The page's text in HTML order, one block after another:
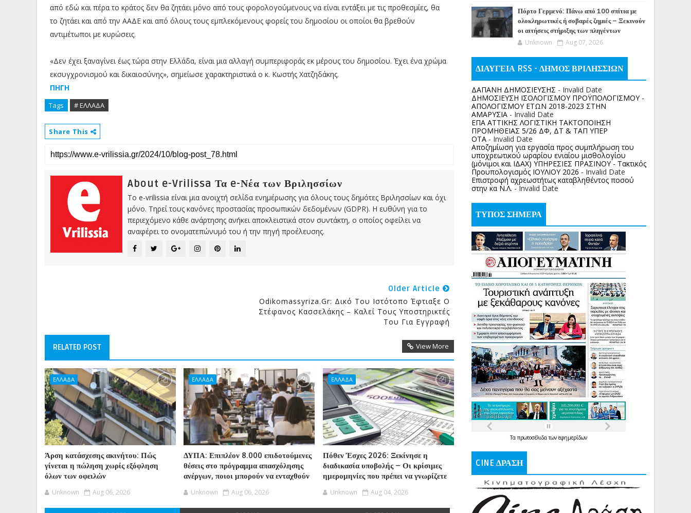
από εδώ και πέρα το κράτος δεν θα ζητάει μόνο από τους φορολογούμενους να είναι εντάξει με τις προθεσμίες, θα
το ζητάει και από την ΑΑΔΕ και από όλους τους εμπλεκόμενους φορείς του δημοσίου οι οποίοι θα βρεθούν
αντιμέτωποι με κυρώσεις.
«Δεν έχει ξαναγίνει έως τώρα στην Ελλάδα, είναι μια αλλαγή συμπεριφοράς εκ μέρους του δημοσίου. Έχει ένα χρώμα
εκσυγχρονισμού και δικαιοσύνης», σημείωσε χαρακτηριστικά ο κ. Κωστής Χατζηδάκης.
ΠΗΓΗ
Tags # ΕΛΛΑΔΑ
Share This
About e-Vrilissa Τα e-Νέα των Βριλησσίων
Το e-vrilissia είναι μια ανοιχτή σελίδα ενημέρωσης για όλους τους δημότες Βριλησσίων και όχι
μόνο. Τηρεί τους κανόνες προστασίας προσωπικών δεδομένων (GDPR). Η ευθύνη για το
περιεχόμενο κάθε ανάρτησης ανήκει αποκλειστικά στον συντάκτη, ο οποίος οφείλει να
αναφέρει το ονοματεπώνυμό του ή την πηγή προέλευσης.
Older Article
Odikomassyriza.gr: Δικό Του Ιστότοπο Έφτιαξε Ο
Στέφανος Κασσελάκης – Καλεί Τους Υποστηρικτές
Του Για Εγγραφή
RELATED POST View More
ΕΛΛΑΔΑ
Άρση κατάσχεσης ακινήτου: Πώς
γίνεται η πώληση χωρίς εξόφληση
όλων των οφειλών
Unknown Aug 06, 2026
ΕΛΛΑΔΑ
ΔΥΠΑ: Επιπλέον 8.000 επιδοτούμενες
θέσεις στο πρόγραμμα απασχόλησης
ανέργων, ποιοι μπορούν να ενταχθούν
Unknown Aug 06, 2026
ΕΛΛΑΔΑ
Πόθεν Έσχες 2026: Ξεκίνησε η
διαδικασία υποβολής – Οι κρίσιμες
ημερομηνίες που πρέπει να γνωρίζετε
Unknown Aug 04, 2026
Πόρτο Γερμενό: Πάνω από 100 σπίτια με
ολοκληρωτικές ή σοβαρές ζημιές – Ξεκινούν
οι αιτήσεις στήριξης των πληγέντων
Unknown Aug 07, 2026
ΔΙΑΥΓΕΙΑ RSS - ΔΗΜΟΣ ΒΡΙΛΗΣΣΙΩΝ
ΔΑΠΑΝΗ ΔΗΜΟΣΙΕΥΣΗΣ - Invalid Date
ΔΗΜΟΣΙΕΥΣΗ ΙΣΟΛΟΓΙΣΜΟΥ ΠΡΟΫΠΟΛΟΓΙΣΜΟΥ -
ΑΠΟΛΟΓΙΣΜΟΥ ΕΤΩΝ 2018-2023 ΣΤΗΝ
ΑΜΑΡΥΣΙΑ - Invalid Date
ΕΠΑ ΑΤΤΙΚΗΣ ΛΟΓΙΣΤΙΚΗ ΤΑΚΤΟΠΟΙΗΣΗ
ΠΡΟΜΗΘΕΙΑΣ 5/26 ΔΦ, ΔΤ & ΤΑΠ ΥΠΕΡ
ΟΤΑ - Invalid Date
Αποζημίωση για εργασία προς συμπλήρωση του
υποχρεωτικού ωραρίου ενιαίου μισθολογίου
(μόνιμοι και ΙΔΑΧ) ΥΠΗΡΕΣΙΕΣ ΠΡΑΣΙΝΟΥ - Τακτικός
Προυπολογισμός ΙΟΥΛΙΟΥ 2026 - Invalid Date
Επιστροφή αχρεωστήτως καταβληθέντος ποσoύ
στην κα Ν.Λ. - Invalid Date
ΤΥΠΟΣ ΣΗΜΕΡΑ
Τα πρωτοσέλιδατων εφημερίδων
CINE ΔΡΑΣΗ